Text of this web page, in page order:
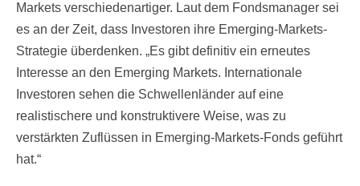
Markets verschiedenartiger. Laut dem Fondsmanager sei
es an der Zeit, dass Investoren ihre Emerging-Markets-
Strategie überdenken. „Es gibt definitiv ein erneutes
Interesse an den Emerging Markets. Internationale
Investoren sehen die Schwellenländer auf eine
realistischere und konstruktivere Weise, was zu
verstärkten Zuflüssen in Emerging-Markets-Fonds geführt
hat.“